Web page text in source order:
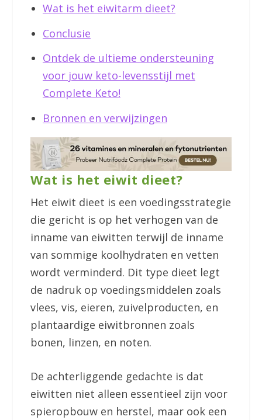
Wat is het eiwitarm dieet?
Conclusie
Ontdek de ultieme ondersteuning
voor jouw keto-levensstijl met
Complete Keto!
Bronnen en verwijzingen
Wat is het eiwit dieet?
Het eiwit dieet is een voedingsstrategie
die gericht is op het verhogen van de
inname van eiwitten terwijl de inname
van sommige koolhydraten en vetten
wordt verminderd. Dit type dieet legt
de nadruk op voedingsmiddelen zoals
vlees, vis, eieren, zuivelproducten, en
plantaardige eiwitbronnen zoals
bonen, linzen, en noten.
De achterliggende gedachte is dat
eiwitten niet alleen essentieel zijn voor
spieropbouw en herstel, maar ook een